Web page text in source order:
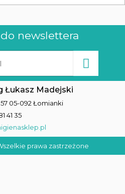
newslettera
Łukasz Madejski
05-092 Łomianki
41 35
prawa zastrzeżone